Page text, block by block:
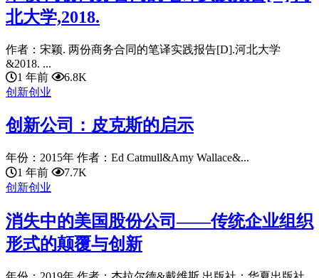
北大学,2018.
作者：宋颖. 两份商务合同的笔译实践报告[D].河北大学
&2018. ...
1 年前
6.8K
创新创业
创新公司：皮克斯的启示
年份：2015年 作者：Ed Catmull&Amy Wallace&...
1 年前
7.7K
创新创业
消失中的美国股份公司——传统企业组织
形式的颠覆与创新